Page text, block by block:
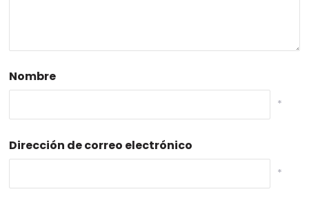
Nombre
*
Dirección de correo electrónico
*